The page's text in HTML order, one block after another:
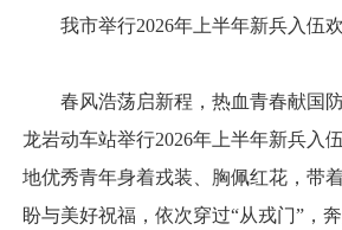
我市举行2026年上半年新兵入伍
春风浩荡启新程，热血青春献国防
龙岩动车站举行2026年上半年新兵入
地优秀青年身着戎装、胸佩红花，带
盼与美好祝福，依次穿过“从戎门”，